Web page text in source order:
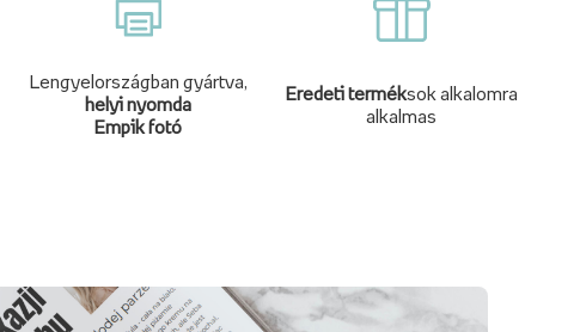
Lengyelországban gyártva,
helyi nyomda
Empik fotó
Eredeti terméksok alkalomra
alkalmas